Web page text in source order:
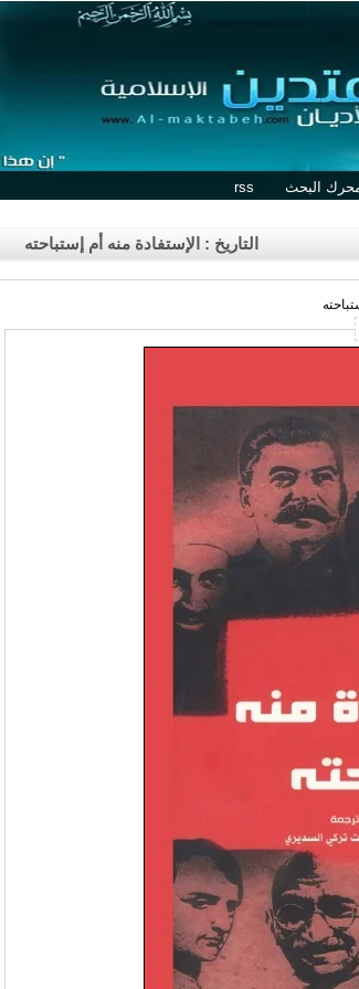
البحث rss
التاريخ : الإستفادة منه أم إستباحته